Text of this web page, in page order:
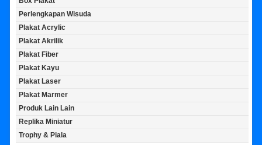
Perlengkapan Wisuda
Plakat Acrylic
Plakat Akrilik
Plakat Fiber
Plakat Kayu
Plakat Laser
Plakat Marmer
Produk Lain Lain
Replika Miniatur
Trophy & Piala